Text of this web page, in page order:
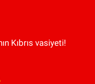
Kıbrıs vasiyeti!